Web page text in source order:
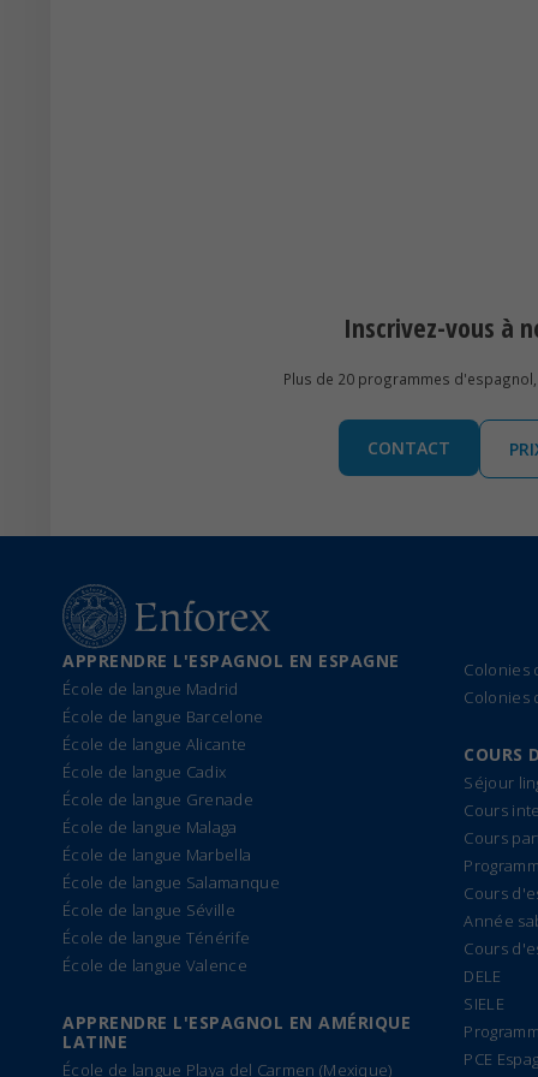
Inscrivez-vous à
Plus de 20 programmes
CONTACT
APPRENDRE L'ESPAGNOL EN ESPAGNE
École de langue Madrid
École de langue Barcelone
École de langue Alicante
École de langue Cadix
École de langue Grenade
École de langue Malaga
École de langue Marbella
École de langue Salamanque
École de langue Séville
École de langue Ténérife
École de langue Valence
APPRENDRE L'ESPAGNOL EN AMÉRIQUE
LATINE
École de langue Playa del Carmen (Mexique)
Colonies
Colonies
COURS
Séjour
Cours
Cours
Cours
Année
Cours
DELE
SIELE
PCE